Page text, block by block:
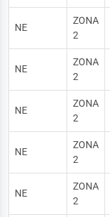
NE
ZONA
2
NE
ZONA
2
NE
ZONA
2
NE
ZONA
2
NE
ZONA
2